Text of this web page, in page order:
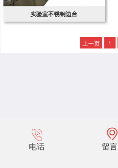
实验室不锈钢边台
上一页 1
电话 留言